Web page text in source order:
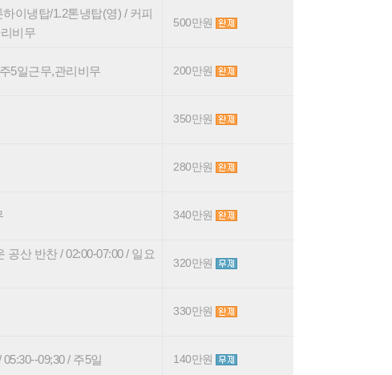
이냉탑/1.2톤냉탑(영) / 커피
비무
500만원
5일근무,관리비무 200만원
350만원
280만원
340만원
산 반찬 / 02:00-07:00 / 일요
320만원
330만원
09;30 / 주5일 140만원